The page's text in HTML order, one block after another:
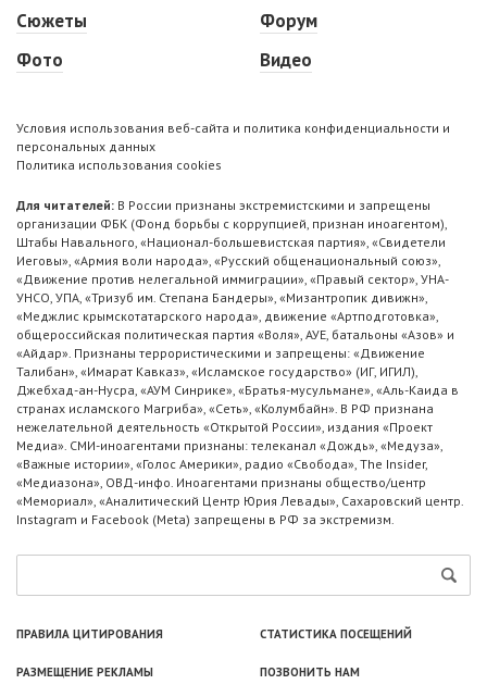
Сюжеты
Фото
Форум
Видео
Условия использования веб-сайта и политика конфиденциальности и
персональных данных
Политика использования cookies
Для читателей: В России признаны экстремистскими и запрещены
организации ФБК (Фонд борьбы с коррупцией, признан иноагентом),
Штабы Навального, «Национал-большевистская партия», «Свидетели
Иеговы», «Армия воли народа», «Русский общенациональный союз»,
«Движение против нелегальной иммиграции», «Правый сектор», УНА-
УНСО, УПА, «Тризуб им. Степана Бандеры», «Мизантропик дивижн»,
«Меджлис крымскотатарского народа», движение «Артподготовка»,
общероссийская политическая партия «Воля», АУЕ, батальоны «Азов» и
«Айдар». Признаны террористическими и запрещены: «Движение
Талибан», «Имарат Кавказ», «Исламское государство» (ИГ, ИГИЛ),
Джебхад-ан-Нусра, «АУМ Синрике», «Братья-мусульмане», «Аль-Каида в
странах исламского Магриба», «Сеть», «Колумбайн». В РФ признана
нежелательной деятельность «Открытой России», издания «Проект
Медиа». СМИ-иноагентами признаны: телеканал «Дождь», «Медуза»,
«Важные истории», «Голос Америки», радио «Свобода», The Insider,
«Медиазона», ОВД-инфо. Иноагентами признаны общество/центр
«Мемориал», «Аналитический Центр Юрия Левады», Сахаровский центр.
Instagram и Facebook (Metа) запрещены в РФ за экстремизм.
ПРАВИЛА ЦИТИРОВАНИЯ СТАТИСТИКА ПОСЕЩЕНИЙ
РАЗМЕЩЕНИЕ РЕКЛАМЫ ПОЗВОНИТЬ НАМ